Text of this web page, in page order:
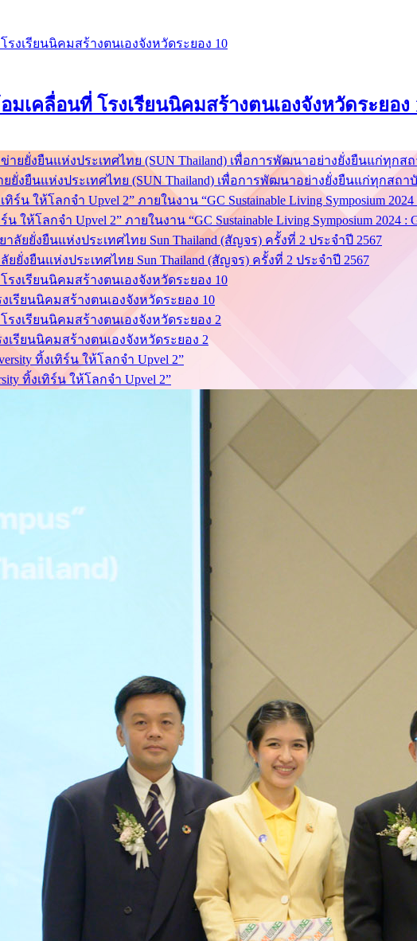
มเคลื่อนที่ โรงเรียนนิคมสร้างตนเองจังหวัดระยอง
งยืนแห่งประเทศไทย (SUN Thailand) เพื่อการพัฒนาอย่างยั่งยืนแก่ทุกสถ
ให้โลกจำ Upvel 2” ภายในงาน “GC Sustainable Living Symposium 2024 :
งยืนแห่งประเทศไทย Sun Thailand (สัญจร) ครั้งที่ 2 ประจำปี 2567
รียนนิคมสร้างตนเองจังหวัดระยอง 10
รียนนิคมสร้างตนเองจังหวัดระยอง 2
ทิ้งเทิร์น ให้โลกจำ Upvel 2”